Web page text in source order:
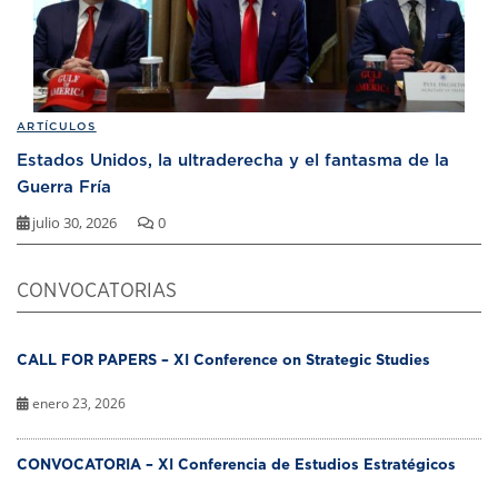
ARTÍCULOS
Estados Unidos, la ultraderecha y el fantasma de la
Guerra Fría
julio 30, 2026 0
CONVOCATORIAS
CALL FOR PAPERS – XI Conference on Strategic Studies
enero 23, 2026
CONVOCATORIA – XI Conferencia de Estudios Estratégicos